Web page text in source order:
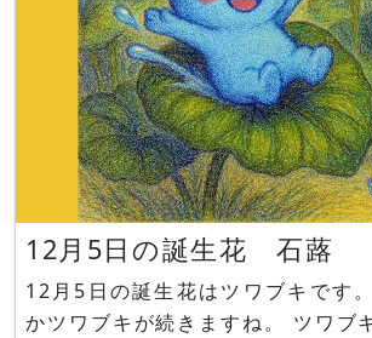
12月5日の誕生花 石蕗
12月5日の誕生花はツワブキです。 時節柄か何度
かツワブキが続きますね。 ツワブキ ツワブキ（石